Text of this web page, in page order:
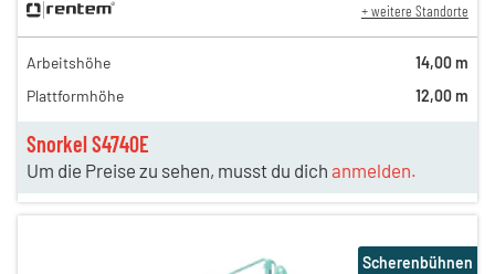
Snorkel S4740E
Um die Preise zu sehen, musst du dich anmelden.
+ weitere Standorte
Arbeitshöhe
14,00 m
Plattformhöhe
12,00 m
Scherenbühnen